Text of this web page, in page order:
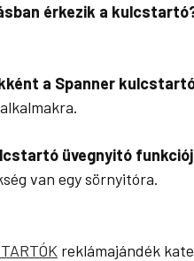
érkezik a
a Spanner
üvegnyitó
van egy sörnyitóra.
reklámajándék